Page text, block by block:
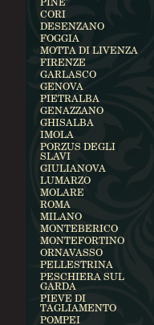
CORI
DESENZANO
FOGGIA
MOTTA DI LIVENZA
FIRENZE
GARLASCO
GENOVA
PIETRALBA
GENAZZANO
GHISALBA
IMOLA
PORZUS DEGLI
SLAVI
GIULIANOVA
LUMARZO
MOLARE
ROMA
MILANO
MONTEBERICO
MONTEFORTINO
ORNAVASSO
PELLESTRINA
PESCHIERA SUL
GARDA
PIEVE DI
TAGLIAMENTO
POMPEI